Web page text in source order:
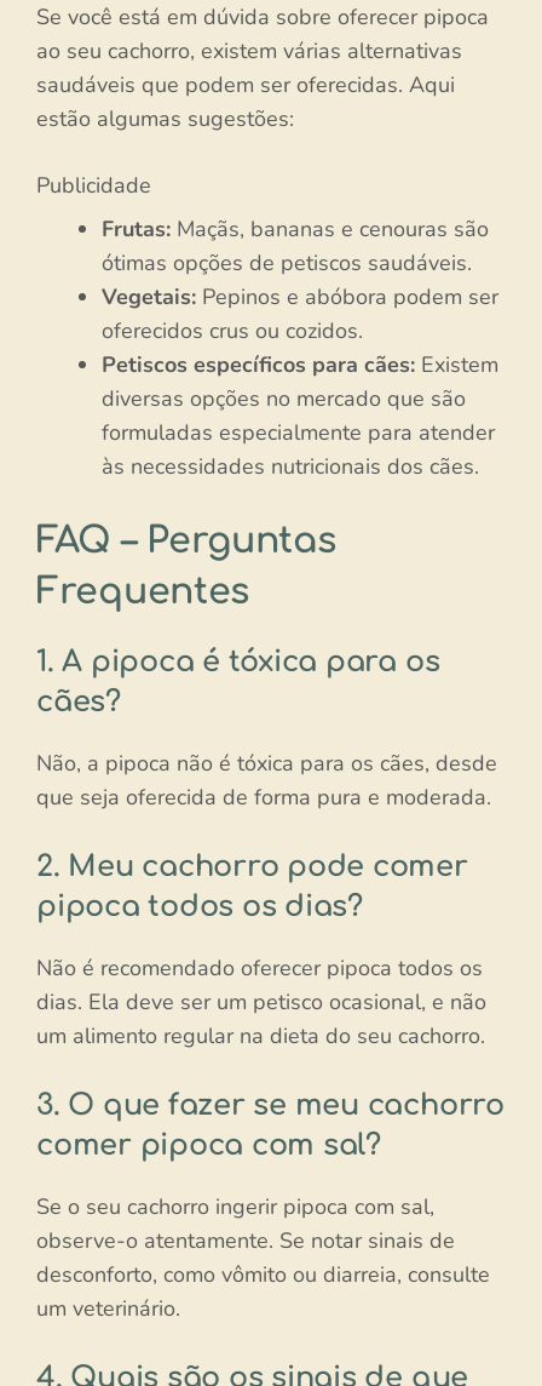
Se você está em dúvida sobre oferecer pipoca
ao seu cachorro, existem várias alternativas
saudáveis que podem ser oferecidas. Aqui
estão algumas sugestões:
Publicidade
Frutas: Maçãs, bananas e cenouras são
ótimas opções de petiscos saudáveis.
Vegetais: Pepinos e abóbora podem ser
oferecidos crus ou cozidos.
Petiscos específicos para cães: Existem
diversas opções no mercado que são
formuladas especialmente para atender
às necessidades nutricionais dos cães.
FAQ – Perguntas
Frequentes
1. A pipoca é tóxica para os
cães?
Não, a pipoca não é tóxica para os cães, desde
que seja oferecida de forma pura e moderada.
2. Meu cachorro pode comer
pipoca todos os dias?
Não é recomendado oferecer pipoca todos os
dias. Ela deve ser um petisco ocasional, e não
um alimento regular na dieta do seu cachorro.
3. O que fazer se meu cachorro
comer pipoca com sal?
Se o seu cachorro ingerir pipoca com sal,
observe-o atentamente. Se notar sinais de
desconforto, como vômito ou diarreia, consulte
um veterinário.
4. Quais são os sinais de que